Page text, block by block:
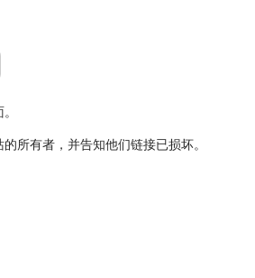
所有者，并告知他们链接已损坏。